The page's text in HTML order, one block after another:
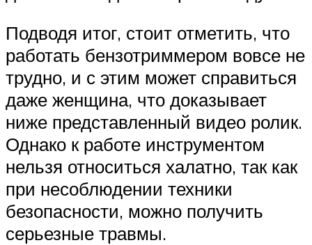
Подводя итог, стоит отметить, что
работать бензотриммером вовсе не
трудно, и с этим может справиться
даже женщина, что доказывает
ниже представленный видео ролик.
Однако к работе инструментом
нельзя относиться халатно, так как
при несоблюдении техники
безопасности, можно получить
серьезные травмы.